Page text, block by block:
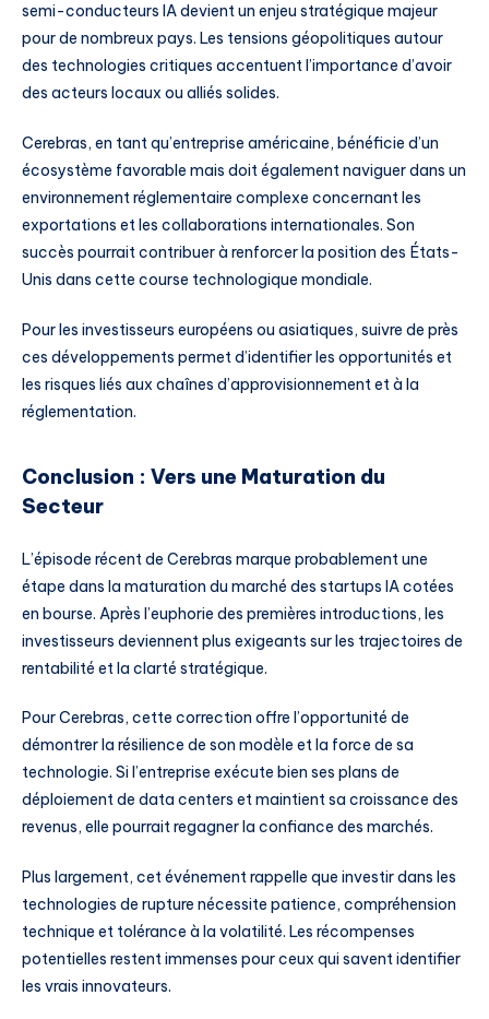
semi-conducteurs IA devient un enjeu stratégique majeur
pour de nombreux pays. Les tensions géopolitiques autour
des technologies critiques accentuent l’importance d’avoir
des acteurs locaux ou alliés solides.
Cerebras, en tant qu’entreprise américaine, bénéficie d’un
écosystème favorable mais doit également naviguer dans un
environnement réglementaire complexe concernant les
exportations et les collaborations internationales. Son
succès pourrait contribuer à renforcer la position des États-
Unis dans cette course technologique mondiale.
Pour les investisseurs européens ou asiatiques, suivre de près
ces développements permet d’identifier les opportunités et
les risques liés aux chaînes d’approvisionnement et à la
réglementation.
Conclusion : Vers une Maturation du
Secteur
L’épisode récent de Cerebras marque probablement une
étape dans la maturation du marché des startups IA cotées
en bourse. Après l’euphorie des premières introductions, les
investisseurs deviennent plus exigeants sur les trajectoires de
rentabilité et la clarté stratégique.
Pour Cerebras, cette correction offre l’opportunité de
démontrer la résilience de son modèle et la force de sa
technologie. Si l’entreprise exécute bien ses plans de
déploiement de data centers et maintient sa croissance des
revenus, elle pourrait regagner la confiance des marchés.
Plus largement, cet événement rappelle que investir dans les
technologies de rupture nécessite patience, compréhension
technique et tolérance à la volatilité. Les récompenses
potentielles restent immenses pour ceux qui savent identifier
les vrais innovateurs.